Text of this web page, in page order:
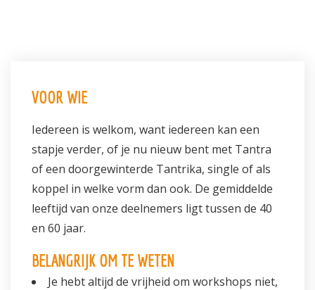
VOOR WIE
Iedereen is welkom, want iedereen kan een
stapje verder, of je nu nieuw bent met Tantra
of een doorgewinterde Tantrika, single of als
koppel in welke vorm dan ook. De gemiddelde
leeftijd van onze deelnemers ligt tussen de 40
en 60 jaar.
BELANGRIJK OM TE WETEN
Je hebt altijd de vrijheid om workshops niet,